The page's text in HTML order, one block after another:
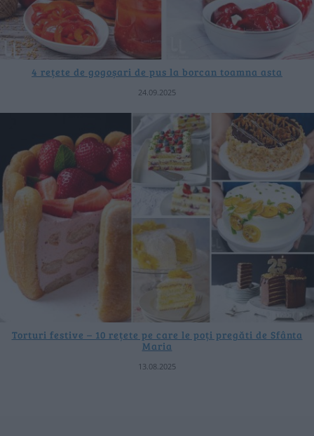
4 rețete de gogoșari de pus la borcan toamna asta
24.09.2025
Torturi festive – 10 rețete pe care le poți pregăti de Sfânta
Maria
13.08.2025